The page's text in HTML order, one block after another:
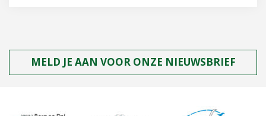
MELD JE AAN VOOR ONZE NIEUWSBRIEF